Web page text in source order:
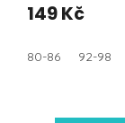
149 Kč
80-86 92-98